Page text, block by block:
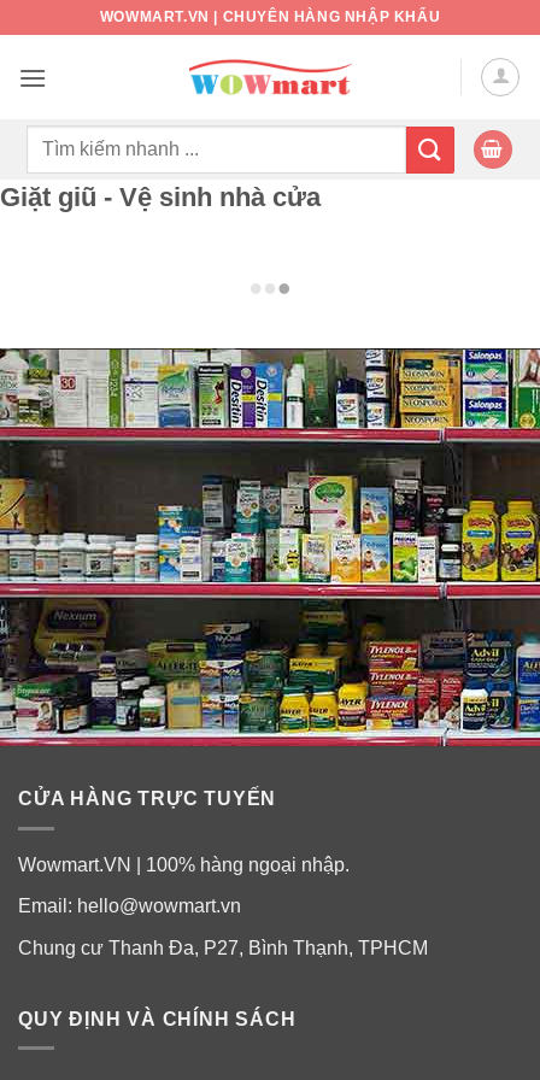
nội
WOWMART.VN | CHUYÊN HÀNG NHẬP KHẨU
Tìm
Giặt giũ - Vệ sinh nhà cửa
CỬA HÀNG TRỰC TUYẾN
Wowmart.VN | 100% hàng ngoại nhập.
Email: hello@wowmart.vn
Chung cư Thanh Đa, P27, Bình Thạnh, TPHCM
QUY ĐỊNH VÀ CHÍNH SÁCH